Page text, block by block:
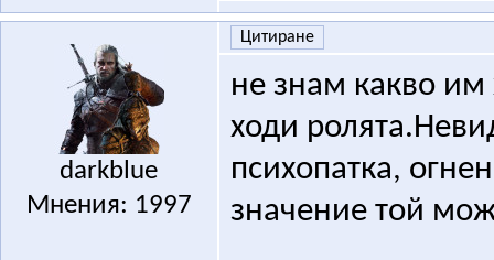
darkblue
Мнения: 1997
Цитиране
не знам какво им
ходи
психопатка,
значение той